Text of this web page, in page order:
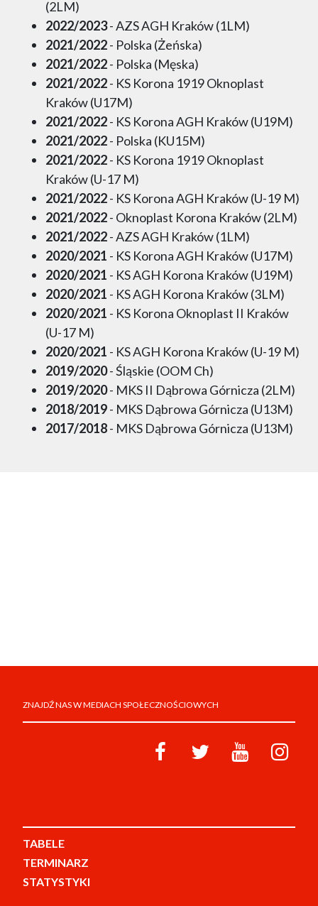
(2LM)
2022/2023- AZS AGH Kraków (1LM)
2021/2022- Polska (Żeńska)
2021/2022- Polska (Męska)
2021/2022- KS Korona 1919 Oknoplast
Kraków (U17M)
2021/2022- KS Korona AGH Kraków (U19M)
2021/2022- Polska (KU15M)
2021/2022- KS Korona 1919 Oknoplast
Kraków (U-17 M)
2021/2022- KS Korona AGH Kraków (U-19 M)
2021/2022- Oknoplast Korona Kraków (2LM)
2021/2022- AZS AGH Kraków (1LM)
2020/2021 - KS Korona AGH Kraków (U17M)
2020/2021 - KS AGH Korona Kraków (U19M)
2020/2021 - KS AGH Korona Kraków (3LM)
2020/2021 - KS Korona Oknoplast II Kraków
(U-17 M)
2020/2021 - KS AGH Korona Kraków (U-19 M)
2019/2020- Śląskie (OOM Ch)
2019/2020- MKS II Dąbrowa Górnicza (2LM)
2018/2019- MKS Dąbrowa Górnicza (U13M)
2017/2018- MKS Dąbrowa Górnicza (U13M)
ZNAJDŹ NAS W MEDIACH SPOŁECZNOŚCIOWYCH
TABELE
TERMINARZ
STATYSTYKI